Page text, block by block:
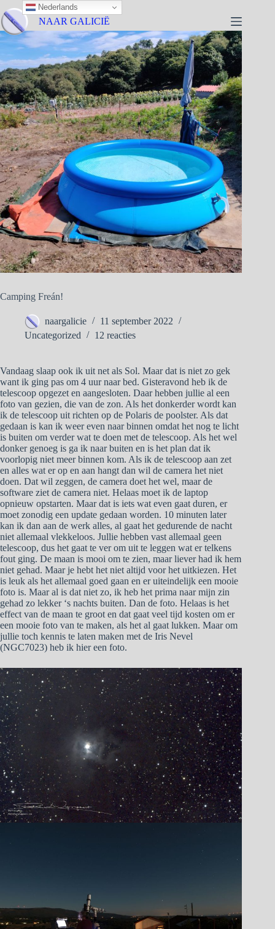
NAAR GALICIË
Camping Freán!
naargalicie
11 september 2022
Uncategorized
12 reacties
Vandaag slaap ook ik uit net als Sol. Maar dat is niet zo gek
want ik ging pas om 4 uur naar bed. Gisteravond heb ik de
telescoop opgezet en aangesloten. Daar hebben jullie al een
foto van gezien, die van de zon. Als het donkerder wordt kan
ik de telescoop uit richten op de Polaris de poolster. Als dat
gedaan is kan ik weer even naar binnen omdat het nog te licht
is buiten om verder wat te doen met de telescoop. Als het wel
donker genoeg is ga ik naar buiten en is het plan dat ik
voorlopig niet meer binnen kom. Als ik de telescoop aan zet
en alles wat er op en aan hangt dan wil de camera het niet
doen. Dat wil zeggen, de camera doet het wel, maar de
software ziet de camera niet. Helaas moet ik de laptop
opnieuw opstarten. Maar dat is iets wat even gaat duren, er
moet zonodig een update gedaan worden. 10 minuten later
kan ik dan aan de werk alles, al gaat het gedurende de nacht
niet allemaal vlekkeloos. Jullie hebben vast allemaal geen
telescoop, dus het gaat te ver om uit te leggen wat er telkens
fout ging. De maan is mooi om te zien, maar liever had ik hem
niet gehad. Maar je hebt het niet altijd voor het uitkiezen. Het
is leuk als het allemaal goed gaan en er uiteindelijk een mooie
foto is. Maar al is dat niet zo, ik heb het prima naar mijn zin
gehad zo lekker ‘s nachts buiten. Dan de foto. Helaas is het
effect van de maan te groot en dat gaat veel tijd kosten om er
een mooie foto van te maken, als het al gaat lukken. Maar om
jullie toch kennis te laten maken met de Iris Nevel
(NGC7023) heb ik hier een foto.
Nederlands